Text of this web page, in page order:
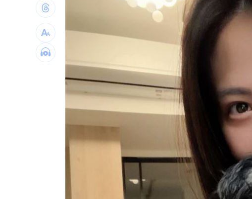
慈濟遭詐10億 最新聲明：不排除提告求償
73歲首過父親節 他找亡妻淚：今天好快樂
LIVE三立+24小時直播
三立iNEWS新聞台線上直播 18:00
商場戰國來臨 台中「頂奢大道」逐漸成形 12:00
台彩父親節推新刮刮樂千萬頭獎超「爸」氣
「拍片人的多重宇宙」職涯論壇9/12登場！
8國球員齊聚高雄 Formosa 7s掀足球熱潮